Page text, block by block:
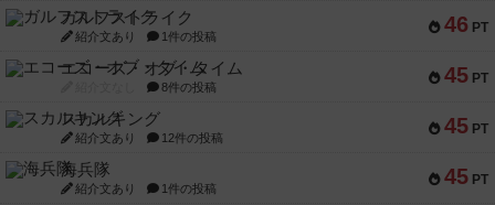
46 PT
ガルフストライク
紹介文あり 1件の投稿
45 PT
エコーズ・オブ・タイム
8件の投稿
45 PT
スカルキング
紹介文あり 12件の投稿
45 PT
海兵隊
紹介文あり 1件の投稿